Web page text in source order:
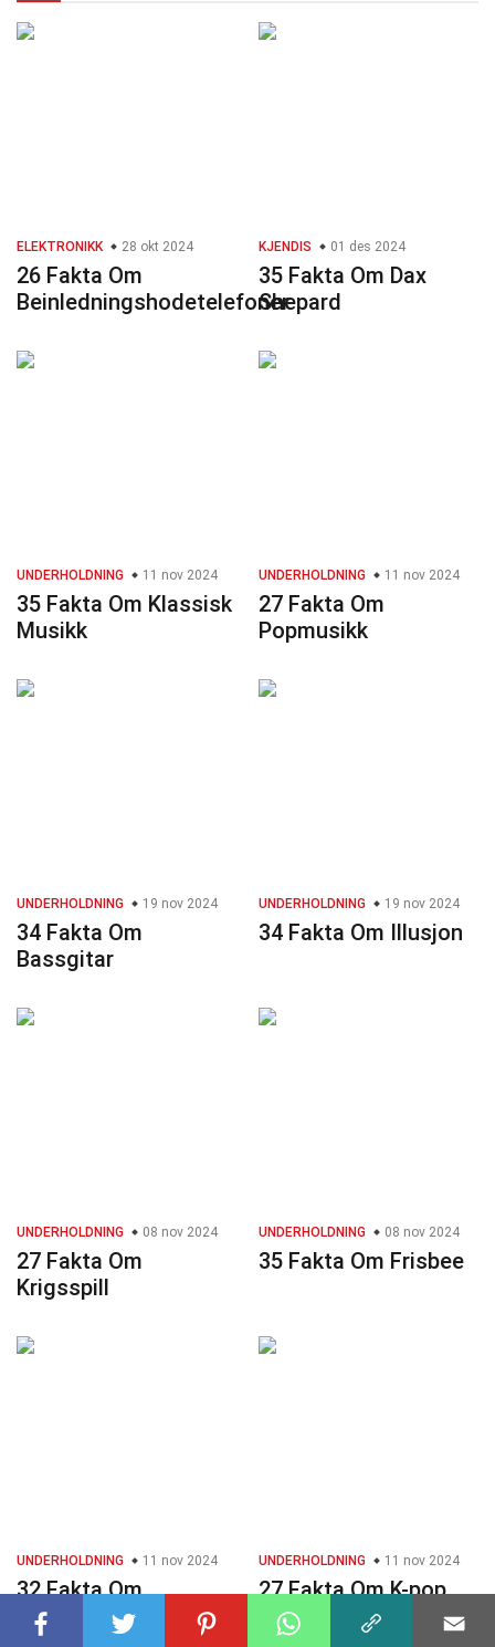
ELEKTRONIKK 28 okt 2024
26 Fakta Om
Beinledningshodetelefoner
KJENDIS 01 des 2024
35 Fakta Om Dax
Shepard
UNDERHOLDNING 11 nov 2024
35 Fakta Om Klassisk
Musikk
UNDERHOLDNING 11 nov 2024
27 Fakta Om
Popmusikk
UNDERHOLDNING 19 nov 2024
34 Fakta Om
Bassgitar
UNDERHOLDNING 19 nov 2024
34 Fakta Om Illusjon
UNDERHOLDNING 08 nov 2024
27 Fakta Om
Krigsspill
UNDERHOLDNING 08 nov 2024
35 Fakta Om Frisbee
UNDERHOLDNING 11 nov 2024
32 Fakta Om
Konserter
UNDERHOLDNING 11 nov 2024
27 Fakta Om K-pop